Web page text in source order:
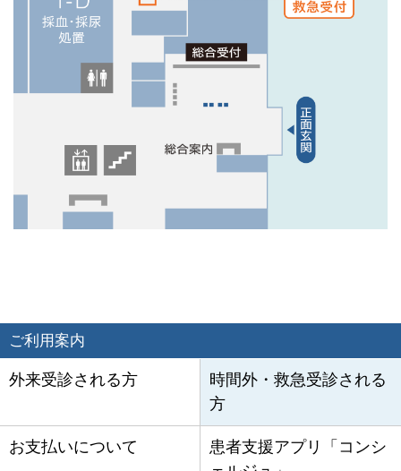
ご利用案内
外来受診される方
時間外・救急受診される
方
お支払いについて 患者支援アプリ
「コンシ